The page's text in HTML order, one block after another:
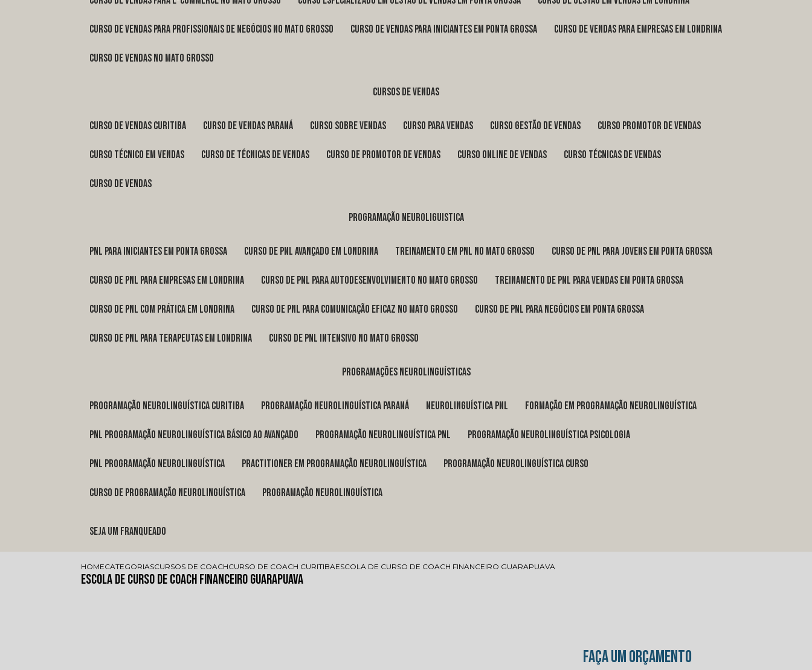
curso de vendas para profissionais de negócios no Mato Grosso curso de vendas para iniciantes em Ponta Grossa curso de vendas para empresas em Londrina
curso de vendas no Mato Grosso
cursos de vendas
curso de vendas Curitiba curso de vendas Paraná curso sobre vendas curso para vendas curso gestão de vendas curso promotor de vendas
curso técnico em vendas curso de técnicas de vendas curso de promotor de vendas curso online de vendas curso técnicas de vendas
curso de vendas
programação neuroliguistica
pnl para iniciantes em Ponta Grossa curso de pnl avançado em Londrina treinamento em pnl no Mato Grosso curso de pnl para jovens em Ponta Grossa
curso de pnl para empresas em Londrina curso de pnl para autodesenvolvimento no Mato Grosso treinamento de pnl para vendas em Ponta Grossa
curso de pnl com prática em Londrina curso de pnl para comunicação eficaz no Mato Grosso curso de pnl para negócios em Ponta Grossa
curso de pnl para terapeutas em Londrina curso de pnl intensivo no Mato Grosso
programações neurolinguísticas
programação neurolinguística Curitiba programação neurolinguística Paraná neurolinguística pnl formação em programação neurolinguística
pnl programação neurolinguística básico ao avançado programação neurolinguística pnl programação neurolinguística psicologia
pnl programação neurolinguística practitioner em programação neurolinguística programação neurolinguística curso
curso de programação neurolinguística programação neurolinguística
Seja um franqueado
HOMECATEGORIASCURSOS DE COACHCURSO DE COACH CURITIBAESCOLA DE CURSO DE COACH FINANCEIRO GUARAPUAVA
Escola de Curso de Coach Financeiro Guarapuava
FAÇA UM ORÇAMENTO